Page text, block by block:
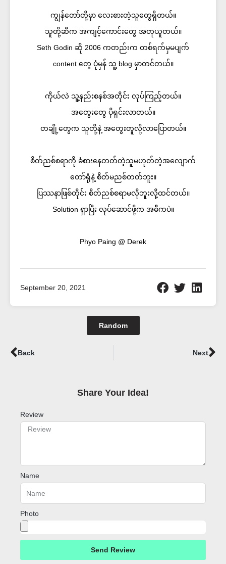
ကျွန်တော်တို့မှာ လေးစားတဲ့သူတွေရှိတယ်။
သူတို့ဆီက အကျင့်ကောင်းတွေ အတုယူတယ်။
Seth Godin ဆို 2006 ကတည်းက တစ်ရက်မှမပျက်
content တွေ ပုံမှန် သူ့ blog မှာတင်တယ်။
ကိုယ်လဲ သူ့နည်းစနစ်အတိုင်း လုပ်ကြည့်တယ်။
အတွေးတွေ ပိုရှင်းလာတယ်။
တချို့တွေက သူတို့နဲ့ အတွေးတူလို့လာပြောတယ်။
စိတ်ညစ်စရာကို ခံစားနေတတ်တဲ့သူမဟုတ်တဲ့အလျောက်
တော်ရုံနဲ့ စိတ်မညစ်တတ်ဘူး။
ပြဿနာဖြစ်တိုင်း စိတ်ညစ်စရာမလိုဘူးလို့ထင်တယ်။
Solution ရှာပြီး လုပ်ဆောင်ဖို့က အဓိိကပဲ။
Phyo Paing @ Derek
September 20, 2021
Random
Prev
Back Next
Share Your Idea!​
Review
Name
Photo
Send Review